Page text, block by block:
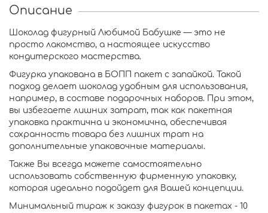
Описание
Шоколад фигурный Любимой Бабушке — это не
просто лакомство, а настоящее искусство
кондитерского мастерства.
Фигурка упакована в БОПП пакет с запайкой. Такой
подход делает шоколад удобным для использования,
например, в составе подарочных наборов. При этом,
вы избегаете лишних затрат, так как пакетная
упаковка практична и экономична, обеспечивая
сохранность товара без лишних трат на
дополнительные упаковочные материалы.
Также Вы всегда можете самостоятельно
использовать собственную фирменную упаковку,
которая идеально подойдет для Вашей концепции.
Минимальный тираж к заказу фигурок в пакетах - 10